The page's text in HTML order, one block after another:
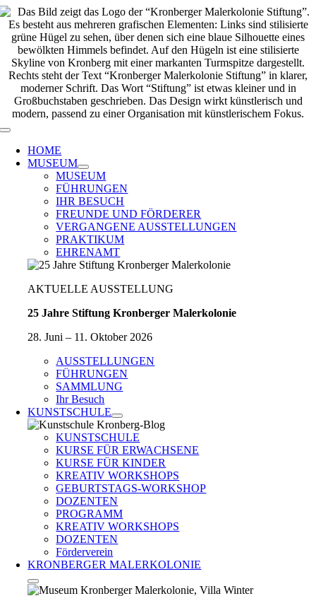
Zum
Inhalt
springen
Toggle
Navigation
HOME
MUSEUM
MUSEUM
FÜHRUNGEN
IHR BESUCH
FREUNDE UND FÖRDERER
VERGANGENE AUSSTELLUNGEN
PRAKTIKUM
EHRENAMT
AKTUELLE AUSSTELLUNG
25 Jahre Stiftung Kronberger Malerkolonie
28. Juni – 11. Oktober 2026
AUSSTELLUNGEN
FÜHRUNGEN
SAMMLUNG
Ihr Besuch
KUNSTSCHULE
KUNSTSCHULE
KURSE FÜR ERWACHSENE
KURSE FÜR KINDER
KREATIV WORKSHOPS
GEBURTSTAGS-WORKSHOP
DOZENTEN
PROGRAMM
KREATIV WORKSHOPS
DOZENTEN
Förderverein
KRONBERGER MALERKOLONIE